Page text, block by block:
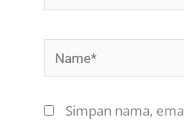
Name*
Simpan nama,